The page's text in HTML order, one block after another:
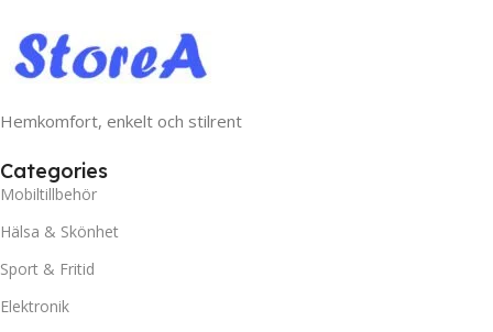
Hemkomfort, enkelt och stilrent
Categories
Mobiltillbehör
Hälsa & Skönhet
Sport & Fritid
Elektronik